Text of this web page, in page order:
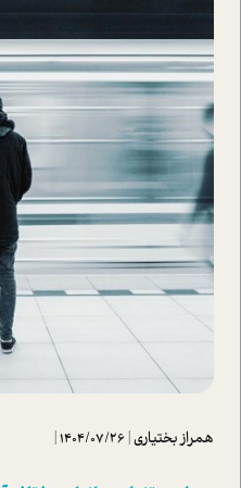
همراز بختیاری|
1404/07/26
|